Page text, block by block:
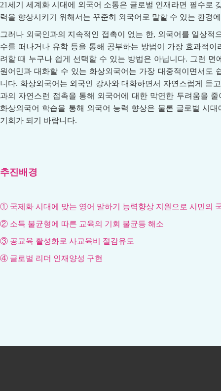
21세기 세계화 시대에 외국어 소통은 글로벌 인재라면 필수로
력을 향상시키기 위해서는 꾸준히 외국어로 말할 수 있는 환경
그러나 외국인과의 지속적인 접촉이 없는 한, 외국어를 일상적
수를 떠나거나 유학 등을 통해 공부하는 방법이 가장 효과적
려할 때 누구나 쉽게 선택할 수 있는 방법은 아닙니다. 그런
원어민과 대화할 수 있는 화상외국어는 가장 대중적이면서도
니다. 화상외국어는 외국인 강사와 대화하면서 자연스럽게 듣
과의 자연스런 접촉을 통해 외국어에 대한 막연한 두려움을
화상외국어 학습을 통해 외국어 능력 향상은 물론 글로벌 시
기회가 되기 바랍니다.
추진배경
① 국제화 시대에 맞는 영어 말하기 능력향상 지원으로 시민의
② 소득 불균형에 따른 교육의 기회 불균등 해소
③ 공교육 활성화로 사교육비 절감유도
④ 글로벌 리더 인재양성 구현